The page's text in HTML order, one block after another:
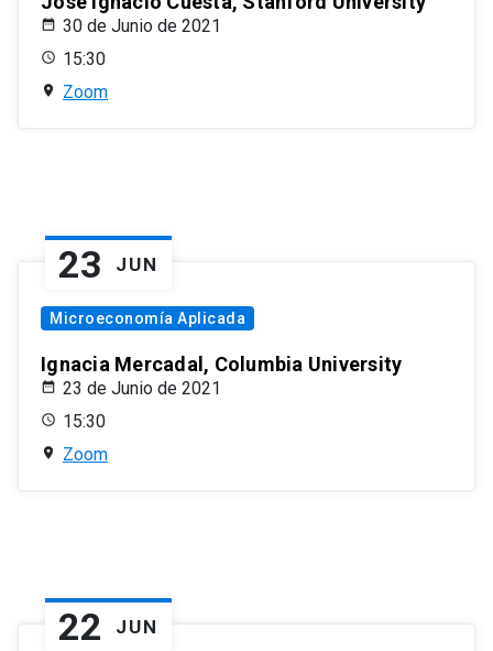
30 de Junio de 2021
15:30
Zoom
23 JUN
Microeconomía Aplicada
Ignacia Mercadal, Columbia University
23 de Junio de 2021
15:30
Zoom
22 JUN